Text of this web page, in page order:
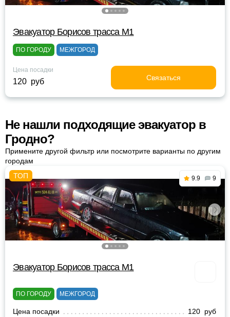
Эвакуатор Борисов трасса М1
ПО ГОРОДУ МЕЖГОРОД
Цена посадки
120 руб Связаться
Не нашли подходящие эвакуатор в
Гродно?
Примените другой фильтр или посмотрите варианты по другим
городам
9.9 9
Эвакуатор Борисов трасса М1
ПО ГОРОДУ МЕЖГОРОД
Цена посадки
120 руб